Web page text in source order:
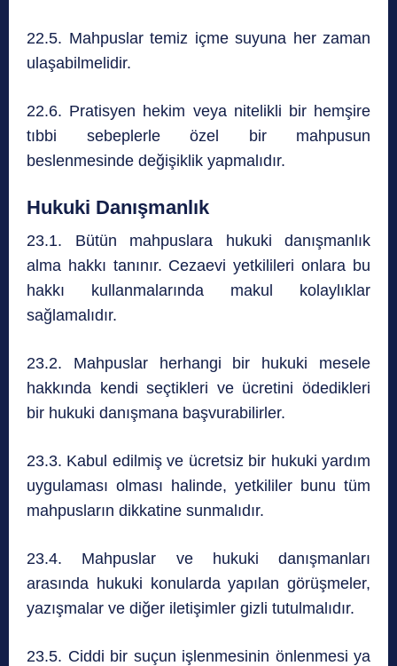
22.5. Mahpuslar temiz içme suyuna her zaman
ulaşabilmelidir.
22.6. Pratisyen hekim veya nitelikli bir hemşire
tıbbi sebeplerle özel bir mahpusun
beslenmesinde değişiklik yapmalıdır.
Hukuki Danışmanlık
23.1. Bütün mahpuslara hukuki danışmanlık
alma hakkı tanınır. Cezaevi yetkilileri onlara bu
hakkı kullanmalarında makul kolaylıklar
sağlamalıdır.
23.2. Mahpuslar herhangi bir hukuki mesele
hakkında kendi seçtikleri ve ücretini ödedikleri
bir hukuki danışmana başvurabilirler.
23.3. Kabul edilmiş ve ücretsiz bir hukuki yardım
uygulaması olması halinde, yetkililer bunu tüm
mahpusların dikkatine sunmalıdır.
23.4. Mahpuslar ve hukuki danışmanları
arasında hukuki konularda yapılan görüşmeler,
yazışmalar ve diğer iletişimler gizli tutulmalıdır.
23.5. Ciddi bir suçun işlenmesinin önlenmesi ya